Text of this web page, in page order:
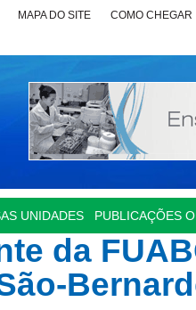
MAPA DO SITE COMO CHEGAR
UNIDADES PUBLICAÇÕES
da